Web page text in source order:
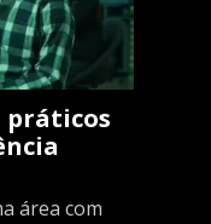
práticos
área com